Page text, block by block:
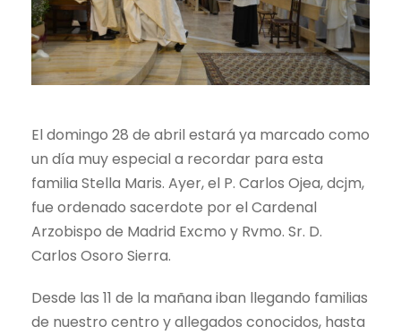
El domingo 28 de abril estará ya marcado como
un día muy especial a recordar para esta
familia Stella Maris. Ayer, el P. Carlos Ojea, dcjm,
fue ordenado sacerdote por el Cardenal
Arzobispo de Madrid Excmo y Rvmo. Sr. D.
Carlos Osoro Sierra.
Desde las 11 de la mañana iban llegando familias
de nuestro centro y allegados conocidos, hasta